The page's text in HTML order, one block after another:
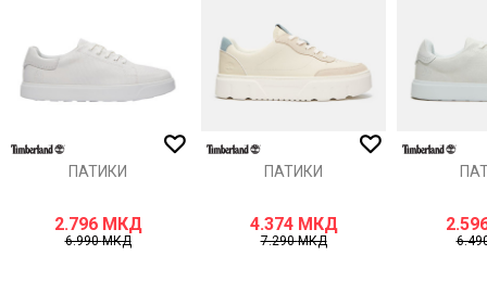
ПАТИКИ
2.796 МКД
6.990МКД
ПАТИКИ
4.374 МКД
7.290МКД